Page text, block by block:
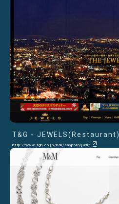
T&G - JEWELS(Restaurant)
http://www.tgn.co.jp/hall/sapporo/jwlr/